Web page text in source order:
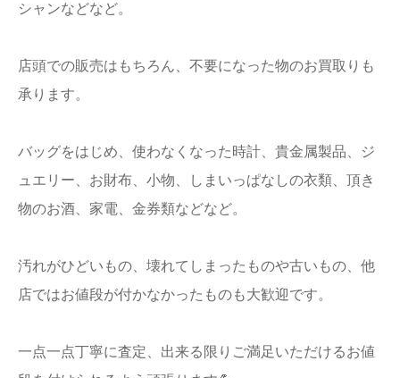
シャンなどなど。
店頭での販売はもちろん、不要になった物のお買取りも
承ります。
バッグをはじめ、使わなくなった時計、貴金属製品、ジ
ュエリー、お財布、小物、しまいっぱなしの衣類、頂き
物のお酒、家電、金券類などなど。
汚れがひどいもの、壊れてしまったものや古いもの、他
店ではお値段が付かなかったものも大歓迎です。
一点一点丁寧に査定、出来る限りご満足いただけるお値